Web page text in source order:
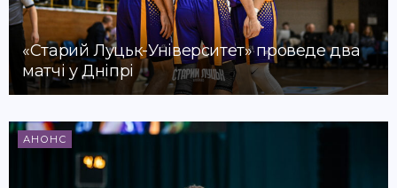
«Старий Луцьк-Університет» проведе два
матчі у Дніпрі
АНОНС